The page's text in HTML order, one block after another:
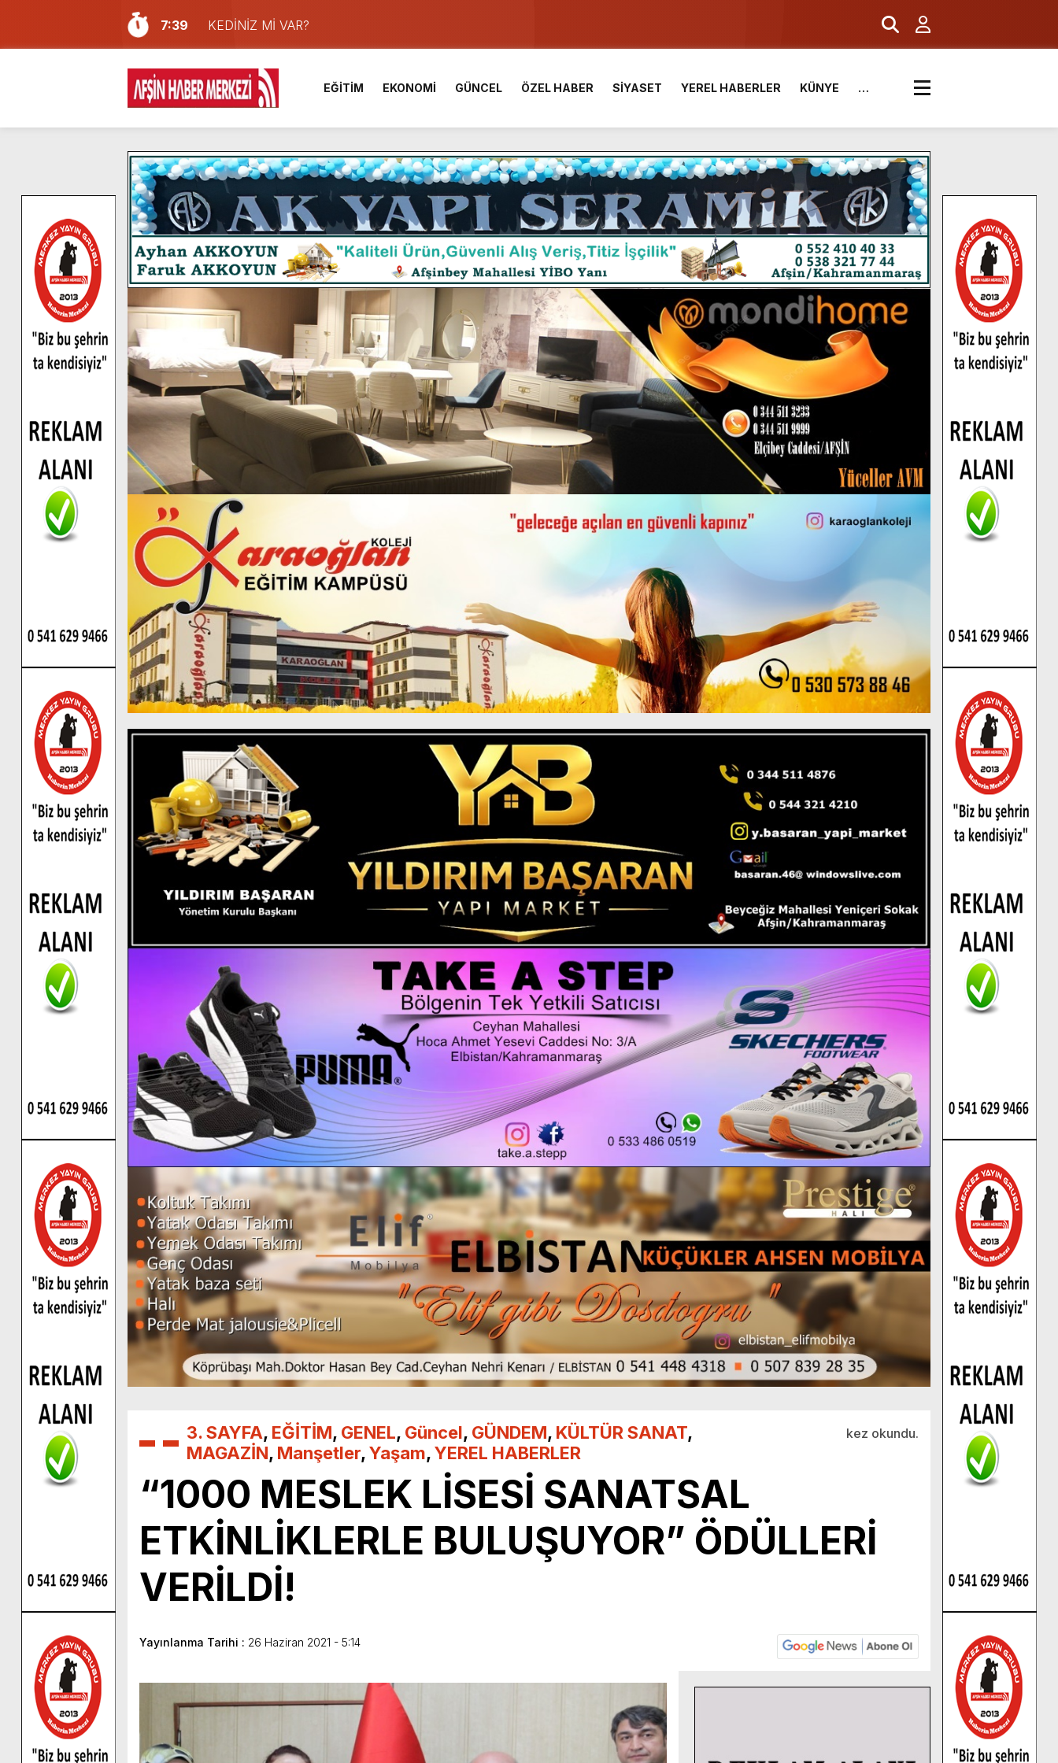
7:39
KEDİNİZ Mİ VAR?
7:27
Cumhurbaşkanı Erdoğan, Ayser Çalık Ortaokulu Şehitlerinin Aileleriyle Bir Araya Geldi.
13:57
Afşin Heyetinden Kaymakam Muammer Sarıdoğan’a Beşikdüzü’nde hayırlı olsun ziyareti.
10:34
Vatandaşlardan Ağustos Fuarı’na Tam Not.
16:48
Pusula Maraş Kamplarında 2 Bin Genç Doğa ve Bilimle Buluştu.
16:46
Pusula Maraş’ın Akademik Desteği Türkiye Derecesi Getirdi.
9:47
Afşin’de Orjinal deri işçiliği hediyelik eşya satışı Yunus Dağdelen tarafından yaşatılıyor.
8:37
Başkan Furkan Kılınç: “Bu birliktelik, Afşin Spor’un en büyük gücüdür.”
4:28
Başkan Görgel, Kahramanmaraş Kalesinde çalışmaları yerinde inceledi.
14:05
Madrigal, Perşembe Günü KAFUM’da Sahne Alacak.
EĞİTİM EKONOMİ GÜNCEL ÖZEL HABER SİYASET YEREL HABERLER KÜNYE …
3. SAYFA, EĞİTİM, GENEL, Güncel, GÜNDEM, KÜLTÜR SANAT,
MAGAZİN, Manşetler,Yaşam,YEREL HABERLER
kez okundu.
“1000 MESLEK LİSESİ SANATSAL
ETKİNLİKLERLE BULUŞUYOR” ÖDÜLLERİ
VERİLDİ!
Yayınlanma Tarihi : 26 Haziran 2021 - 5:14